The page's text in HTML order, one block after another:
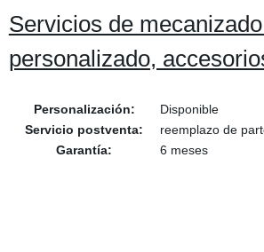
Servicios de
personalizado,
Personalización:
Disponible
Servicio postventa:
reemplazo de
Garantía:
6 meses